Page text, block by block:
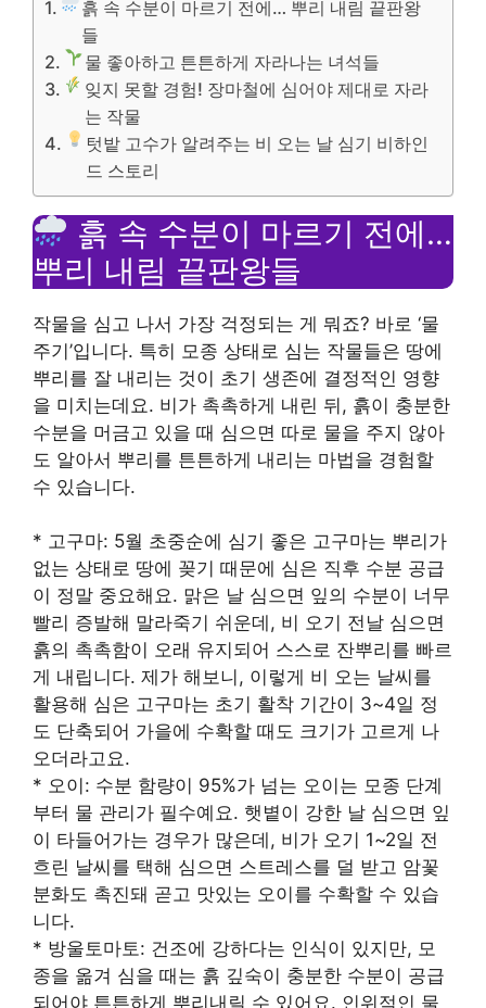
흙 속 수분이 마르기 전에… 뿌리 내림 끝판왕
들
물 좋아하고 튼튼하게 자라나는 녀석들
잊지 못할 경험! 장마철에 심어야 제대로 자라
는 작물
텃밭 고수가 알려주는 비 오는 날 심기 비하인
드 스토리
흙 속 수분이 마르기 전에…
뿌리 내림 끝판왕들
작물을 심고 나서 가장 걱정되는 게 뭐죠? 바로 ‘물
주기’입니다. 특히 모종 상태로 심는 작물들은 땅에
뿌리를 잘 내리는 것이 초기 생존에 결정적인 영향
을 미치는데요. 비가 촉촉하게 내린 뒤, 흙이 충분한
수분을 머금고 있을 때 심으면 따로 물을 주지 않아
도 알아서 뿌리를 튼튼하게 내리는 마법을 경험할
수 있습니다.
* 고구마: 5월 초중순에 심기 좋은 고구마는 뿌리가
없는 상태로 땅에 꽂기 때문에 심은 직후 수분 공급
이 정말 중요해요. 맑은 날 심으면 잎의 수분이 너무
빨리 증발해 말라죽기 쉬운데, 비 오기 전날 심으면
흙의 촉촉함이 오래 유지되어 스스로 잔뿌리를 빠르
게 내립니다. 제가 해보니, 이렇게 비 오는 날씨를
활용해 심은 고구마는 초기 활착 기간이 3~4일 정
도 단축되어 가을에 수확할 때도 크기가 고르게 나
오더라고요.
* 오이: 수분 함량이 95%가 넘는 오이는 모종 단계
부터 물 관리가 필수예요. 햇볕이 강한 날 심으면 잎
이 타들어가는 경우가 많은데, 비가 오기 1~2일 전
흐린 날씨를 택해 심으면 스트레스를 덜 받고 암꽃
분화도 촉진돼 곧고 맛있는 오이를 수확할 수 있습
니다.
* 방울토마토: 건조에 강하다는 인식이 있지만, 모
종을 옮겨 심을 때는 흙 깊숙이 충분한 수분이 공급
되어야 튼튼하게 뿌리내릴 수 있어요. 인위적인 물